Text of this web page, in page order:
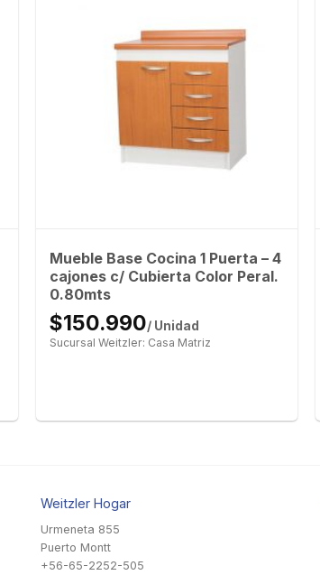
Mueble Base Cocina 1 Puerta – 4
cajones c/ Cubierta Color Peral.
0.80mts
$150.990/ Unidad
Sucursal Weitzler: Casa Matriz
Weitzler Hogar
Urmeneta 855
Puerto Montt
+56-65-2252-505